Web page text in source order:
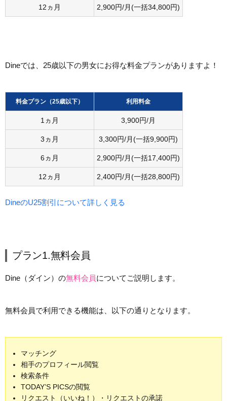
12ヵ月 2,900円/月(一括34,800円)
Dineでは、25歳以下の男女にお得な料金プランがありますよ！
料金プラン（25歳以下） 利用料金
1ヵ月 3,900円/月
3ヵ月 3,300円/月(一括9,900円)
6ヵ月 2,900円/月(一括17,400円)
12ヵ月 2,400円/月(一括28,800円)
DineのU25割引について詳しく見る
プラン1.無料会員
Dine（ダイン）の無料会員についてご説明します。
無料会員で利用できる機能は、以下の通りとなります。
マッチング
相手のプロフィール閲覧
検索条件
TODAY’S PICSの閲覧
リクエスト（いいね！）・リクエストの承諾